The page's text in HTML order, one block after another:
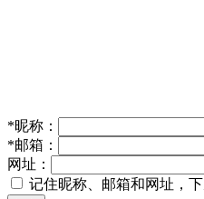
*昵称：
*邮箱：
网址：
记住昵称、邮箱和网址，